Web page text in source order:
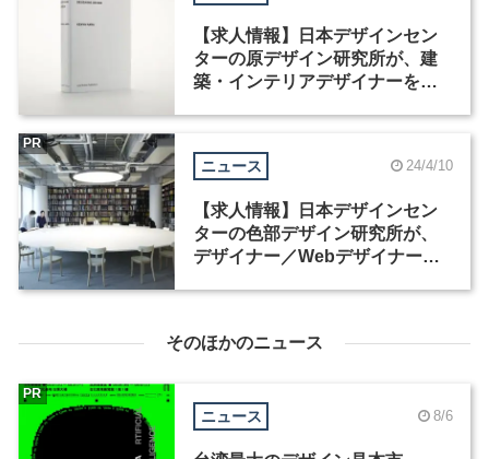
【求人情報】日本デザインセン
ターの原デザイン研究所が、建
築・インテリアデザイナーを募
ニュース 24/4/10
【求人情報】日本デザインセン
ターの色部デザイン研究所が、
デザイナー／Webデザイナーを
PR
そのほかのニュース
ニュース 8/6
PR